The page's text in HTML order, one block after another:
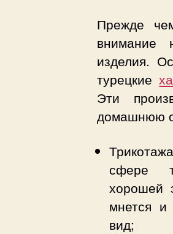
Прежде
внимание
изделия.
турецкие
Эти
домашнюю
сфере
хорошей
мнется и
вид;